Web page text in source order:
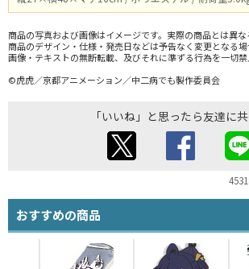
商品の写真および画像はイメージです。実際の商品とは異な
商品のデザイン・仕様・発売日などは予告なく変更となる場
画像・テキストの無断転載、及びそれに準ずる行為を一切禁
©虎虎／京都アニメーション／中二病でも製作委員会
「いいね」と思ったら友達に共
おすすめの商品